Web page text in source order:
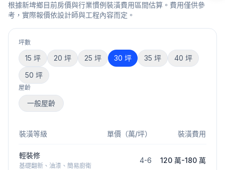
根據新埤鄉目前房價與行業慣例裝潢費用區間估算。費用僅供參
考，實際報價依設計師與工程內容而定。
坪數
15 坪 20 坪 25 坪 30 坪 35 坪 40 坪
50 坪
屋齡
一般屋齡
裝潢等級 單價（萬/坪） 裝潢費用
輕裝修
基礎翻新、油漆、簡易廚衛
4-6 120 萬-180 萬